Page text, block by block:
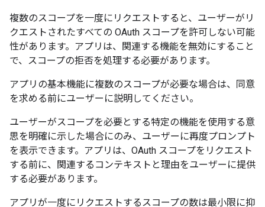
複数のスコープを一度にリクエストすると、ユーザーがリ
クエストされたすべての OAuth スコープを許可しない可能
性があります。アプリは、関連する機能を無効にすること
で、スコープの拒否を処理する必要があります。
アプリの基本機能に複数のスコープが必要な場合は、同意
を求める前にユーザーに説明してください。
ユーザーがスコープを必要とする特定の機能を使用する意
思を明確に示した場合にのみ、ユーザーに再度プロンプト
を表示できます。アプリは、OAuth スコープをリクエスト
する前に、関連するコンテキストと理由をユーザーに提供
する必要があります。
アプリが一度にリクエストするスコープの数は最小限に抑